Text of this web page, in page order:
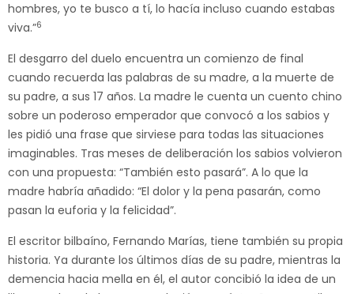
hombres, yo te busco a tí, lo hacía incluso cuando estabas
viva.”6
El desgarro del duelo encuentra un comienzo de final
cuando recuerda las palabras de su madre, a la muerte de
su padre, a sus 17 años. La madre le cuenta un cuento chino
sobre un poderoso emperador que convocó a los sabios y
les pidió una frase que sirviese para todas las situaciones
imaginables. Tras meses de deliberación los sabios volvieron
con una propuesta: “También esto pasará”. A lo que la
madre habría añadido: “El dolor y la pena pasarán, como
pasan la euforia y la felicidad”.
El escritor bilbaíno, Fernando Marías, tiene también su propia
historia. Ya durante los últimos días de su padre, mientras la
demencia hacia mella en él, el autor concibió la idea de un